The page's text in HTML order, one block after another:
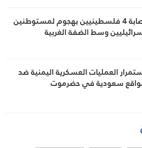
إصابة 4 فلسطينيين بهجوم لمستوطنين
وسط الضفة الغربية
العمليات العسكرية اليمنية ضد
سعودية في حضرموت